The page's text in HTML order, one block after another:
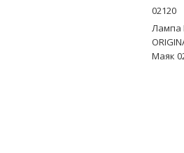
02120
Лампа
Маяк